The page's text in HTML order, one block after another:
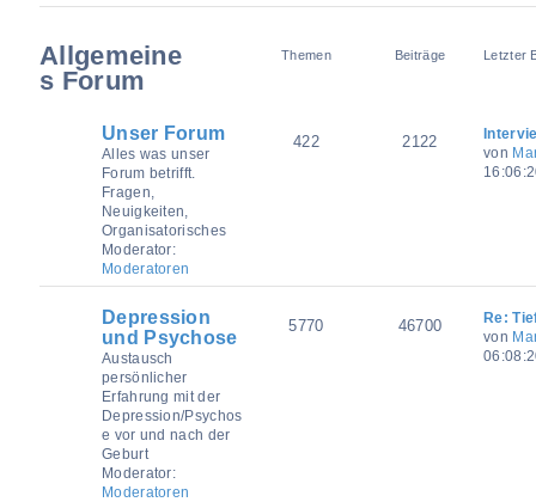
Allgemeine
s Forum
Themen Beiträge Letzter
Unser Forum
Alles was unser
Forum betrifft.
Fragen,
Neuigkeiten,
Organisatorisches
Moderator:
Moderatoren
422 2122
von
Depression
und Psychose
Austausch
persönlicher
Erfahrung mit der
Depression/Psychos
e vor und nach der
Geburt
Moderator:
Moderatoren
5770 46700
Re:
von